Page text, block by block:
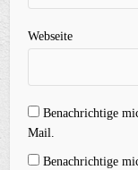
Webseite
Benachrichtige
Mail.
Benachrichtige